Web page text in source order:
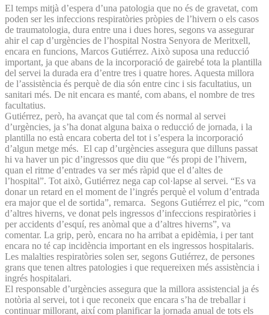
El temps mitjà d’espera d’una patologia que no és de gravetat, com
poden ser les infeccions respiratòries pròpies de l’hivern o els casos
de traumatologia, dura entre una i dues hores, segons va assegurar
ahir el cap d’urgències de l’hospital Nostra Senyora de Meritxell,
encara en funcions, Marcos Gutiérrez. Això suposa una reducció
important, ja que abans de la incorporació de gairebé tota la plantilla
del servei la durada era d’entre tres i quatre hores. Aquesta millora
de l’assistència és perquè de dia són entre cinc i sis facultatius, un
sanitari més. De nit encara es manté, com abans, el nombre de tres
facultatius.
Gutiérrez, però, ha avançat que tal com és normal al servei
d’urgències, ja s’ha donat alguna baixa o reducció de jornada, i la
plantilla no està encara coberta del tot i s’espera la incorporació
d’algun metge més. El cap d’urgències assegura que dilluns passat
hi va haver un pic d’ingressos que diu que “és propi de l’hivern,
quan el ritme d’entrades va ser més ràpid que el d’altes de
l’hospital”. Tot això, Gutiérrez nega cap col·lapse al servei. “Es va
donar un retard en el moment de l’ingrés perquè el volum d’entrada
era major que el de sortida”, remarca. Segons Gutiérrez el pic, “com
d’altres hiverns, ve donat pels ingressos d’infeccions respiratòries i
per accidents d’esquí, res anòmal que a d’altres hiverns”, va
comentar. La grip, però, encara no ha arribat a epidèmia, i per tant
encara no té cap incidència important en els ingressos hospitalaris.
Les malalties respiratòries solen ser, segons Gutiérrez, de persones
grans que tenen altres patologies i que requereixen més assistència i
ingrés hospitalari.
El responsable d’urgències assegura que la millora assistencial ja és
notòria al servei, tot i que reconeix que encara s’ha de treballar i
continuar millorant, així com planificar la jornada anual de tots els